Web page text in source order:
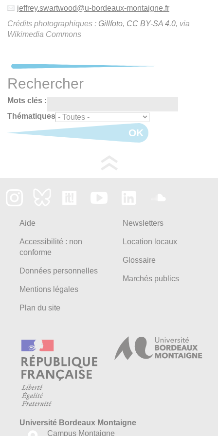
jeffrey.swartwood@u-bordeaux-montaigne.fr
Crédits photographiques : Gillfoto, CC BY-SA 4.0, via
Wikimedia Commons
Rechercher
Mots clés :
Thématiques
OK
Aide
Accessibilité : non
conforme
Données personnelles
Mentions légales
Plan du site
Newsletters
Location locaux
Glossaire
Marchés publics
Université Bordeaux Montaigne
Campus Montaigne